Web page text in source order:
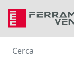
Cerca